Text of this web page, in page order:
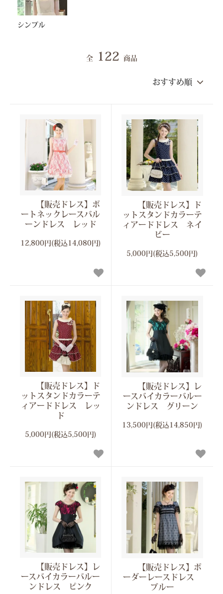
シンプル
全 122 商品
【販売ドレス】ボ
ートネックレースバル
ーンドレス レッド
12,800円(税込14,080円)
【販売ドレス】ド
ットスタンドカラーテ
ィアードドレス ネイ
ビー
5,000円(税込5,500円)
【販売ドレス】ド
ットスタンドカラーテ
ィアードドレス レッ
ド
5,000円(税込5,500円)
【販売ドレス】レ
ースバイカラーバルー
ンドレス グリーン
13,500円(税込14,850円)
【販売ドレス】レ
ースバイカラーバルー
ンドレス ピンク
【販売ドレス】ボ
ーダーレースドレス
ブルー